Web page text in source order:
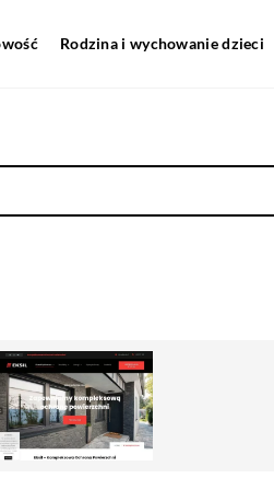
Rodzina i wychowanie dzieci